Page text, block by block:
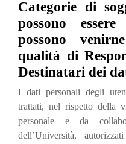
Categorie di
possono
possono
qualità di
Destinatari dei
I dati personali degli
trattati, nel rispetto della
personale e da
dell’Università,